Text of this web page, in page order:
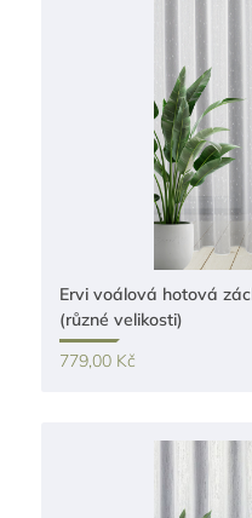
Ervi voálová hotová
(různé velikosti)
779,00 Kč